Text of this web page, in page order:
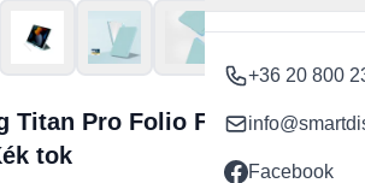
+36 20 800
Facebook
Titan Pro Folio Fliptok iPad
tok